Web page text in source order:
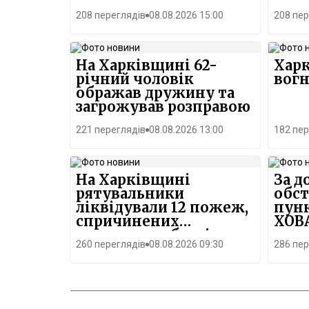
208 переглядів 08.08.2026 15:00
завжди
свято,
Війна
нових
міста
208
На Харківщині 62-
річний чоловік
ображав дружину та
загрожував розправою
221 переглядів 08.08.2026 13:00 182
На Харківщині
рятувальники
ліквідували 12 пожеж,
спричинених
ворожими обстрілами
- ДСНС 08.08.2026
260 переглядів 08.08.2026 09:30
За
286